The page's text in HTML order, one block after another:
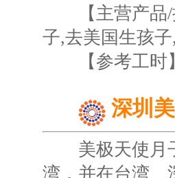
【主营产品/
子,去美国生孩
【参考工时
深圳
美极天使月子
湾，并在台湾、